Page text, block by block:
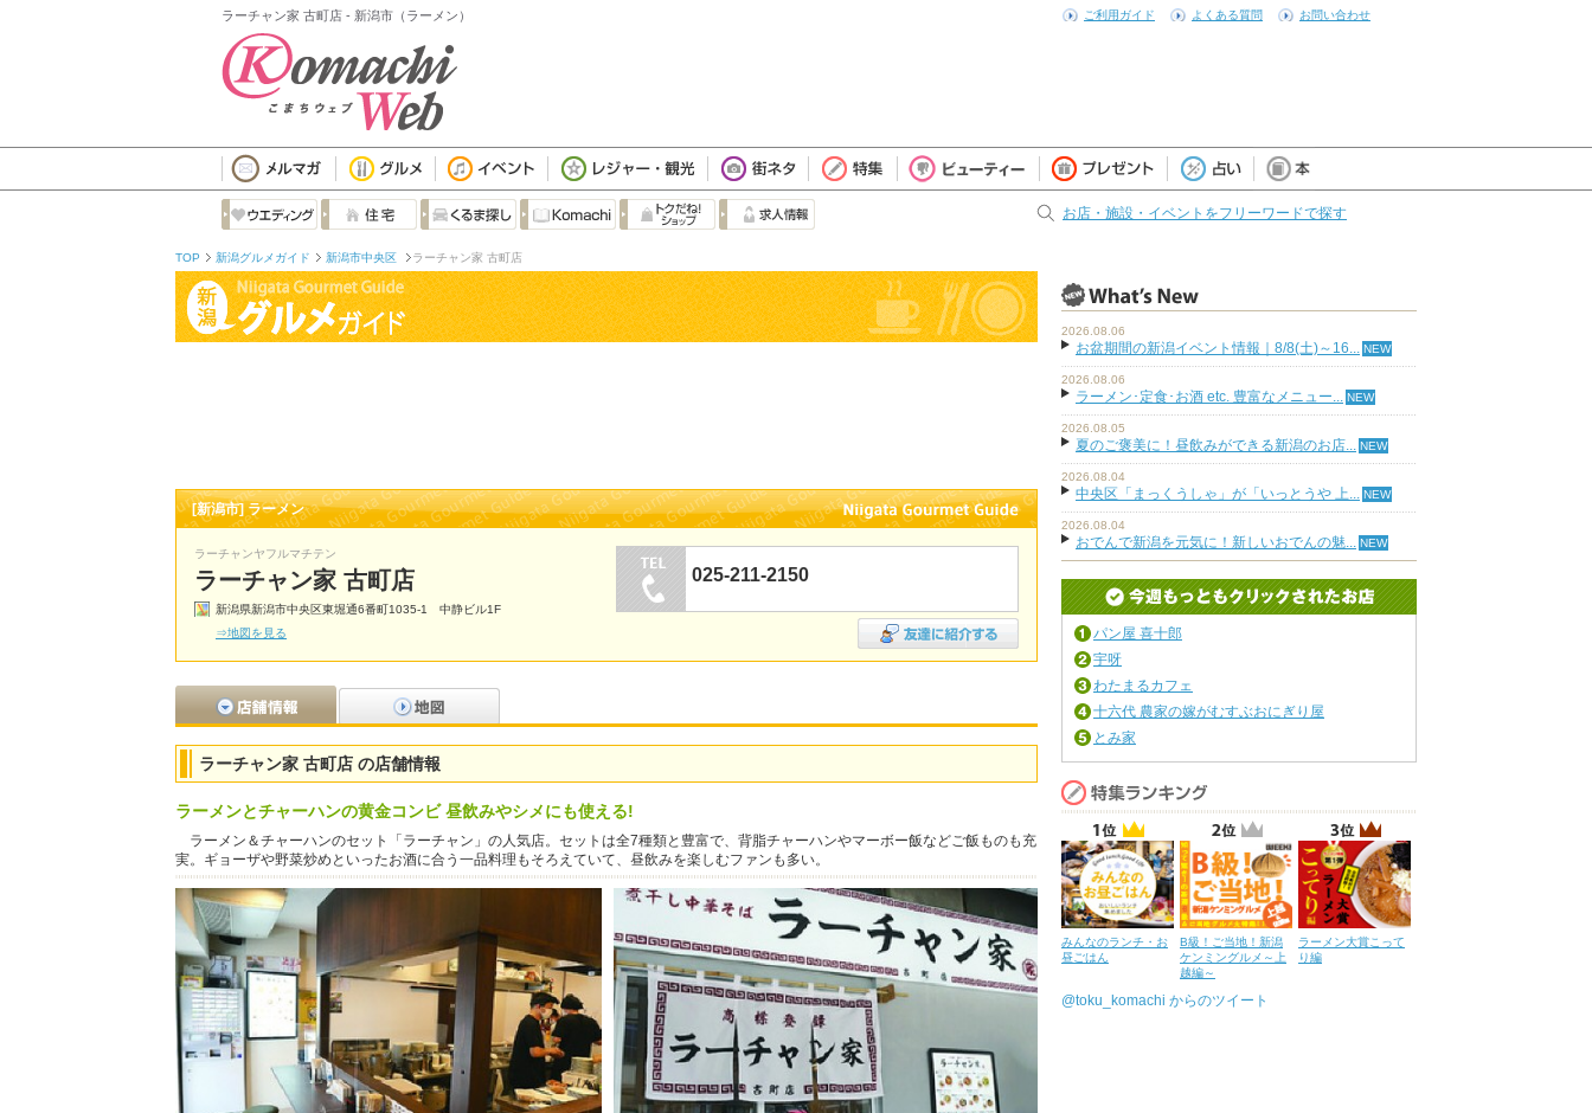
ラーチャン家 古町店 - 新潟市（ラーメン） ご利用ガイド よくある質問 お問い合わせ
お店・施設・イベントをフリーワードで探す
TOP 新潟グルメガイド 新潟市中央区 ラーチャン家 古町店
[新潟市] ラーメン
ラーチャンヤフルマチテン
ラーチャン家 古町店
新潟県新潟市中央区東堀通6番町1035-1 中静ビル1F
⇒地図を見る
025-211-2150
ラーチャン家 古町店 の店舗情報
ラーメンとチャーハンの黄金コンビ 昼飲みやシメにも使える!
ラーメン＆チャーハンのセット「ラーチャン」の人気店。セットは全7種類と豊富で、背脂チャーハンやマーボー飯などご飯ものも充
実。ギョーザや野菜炒めといったお酒に合う一品料理もそろえていて、昼飲みを楽しむファンも多い。
2026.08.06
お盆期間の新潟イベント情報｜8/8(土)～16...
2026.08.06
ラーメン･定食･お酒 etc. 豊富なメニュー...
2026.08.05
夏のご褒美に！昼飲みができる新潟のお店...
2026.08.04
中央区「まっくうしゃ」が「いっとうや 上...
2026.08.04
おでんで新潟を元気に！新しいおでんの魅...
パン屋 喜十郎
宇呀
わたまるカフェ
十六代 農家の嫁がむすぶおにぎり屋
とみ家
みんなのランチ・お
昼ごはん
B級！ご当地！新潟
ケンミングルメ～上
越編～
ラーメン大賞こって
り編
@toku_komachi からのツイート